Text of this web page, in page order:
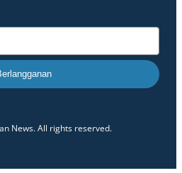
News. All rights reserved.